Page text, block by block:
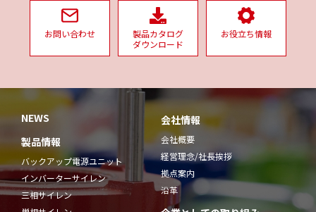
お問い合わせ
製品カタログ
ダウンロード
お役立ち情報
NEWS
製品情報
バックアップ電源ユニット
インバーターサイレン
三相サイレン
会社情報
会社概要
経営理念/社長挨拶
拠点案内
沿革